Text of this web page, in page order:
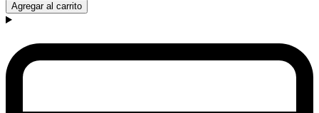
Agregar al carrito